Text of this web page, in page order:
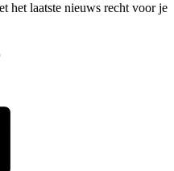
het laatste nieuws recht voor je